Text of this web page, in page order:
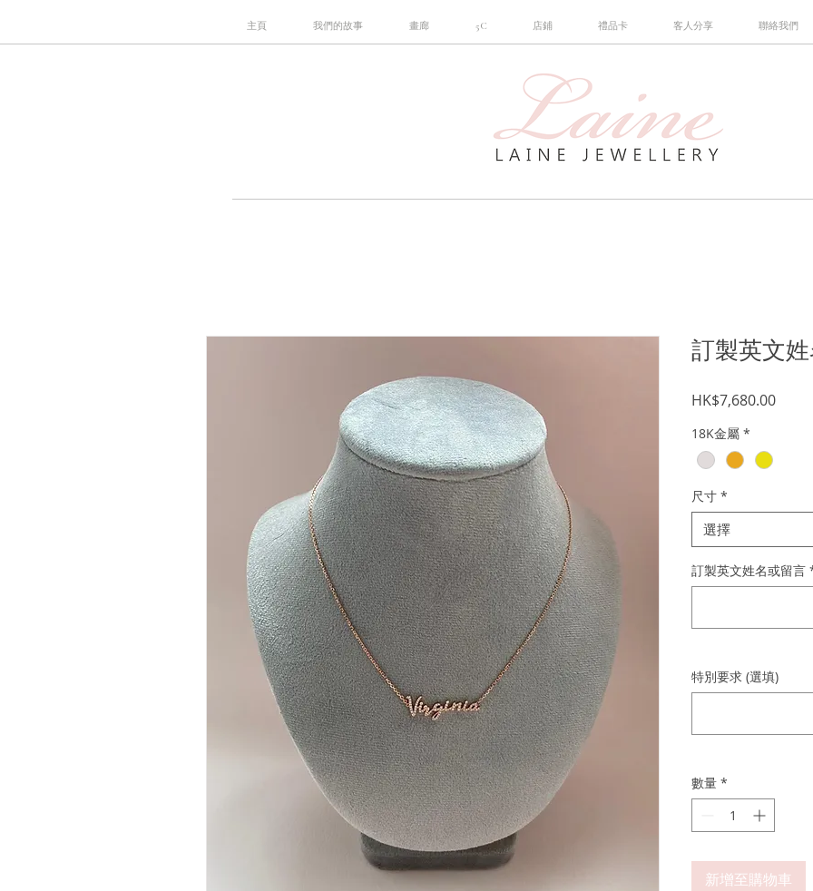
主頁 我們的故事 畫廊 5C 店鋪 禮品卡 客人分享 聯絡我們
訂製英文
HK$7,680.00價
18K金屬 *
尺寸 *
選擇
訂製英文姓名或留言
特別要求 (選填)
數量 *
新增至購物車